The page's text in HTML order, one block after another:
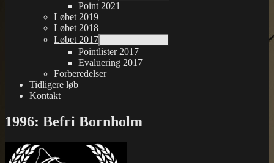
Point 2021
Løbet 2019
Løbet 2018
Løbet 2017
Pointlister 2017
Evaluering 2017
Forberedelser
Tidligere løb
Kontakt
1996: Befri Bornholm